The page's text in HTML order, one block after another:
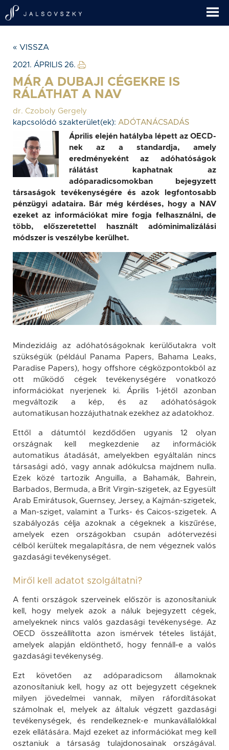
« VISSZA
2021. ÁPRILIS 26.
MÁR A DUBAJI CÉGEKRE IS
RÁLÁTHAT A NAV
dr. Czoboly Gergely
kapcsolódó szakterület(ek): ADÓTANÁCSADÁS
Április elején hatályba lépett az OECD-
nek az a standardja, amely
eredményeként az adóhatóságok
rálátást kaphatnak az
adóparadicsomokban bejegyzett
társaságok tevékenységére és azok legfontosabb
pénzügyi adataira. Bár még kérdéses, hogy a NAV
ezeket az információkat mire fogja felhasználni, de
több, előszeretettel használt adóminimalizálási
módszer is veszélybe kerülhet.
Mindezidáig az adóhatóságoknak kerülőutakra volt
szükségük (például Panama Papers, Bahama Leaks,
Paradise Papers), hogy offshore cégközpontokból az
ott működő cégek tevékenységére vonatkozó
információkat nyerjenek ki. Április 1-jétől azonban
megváltozik a kép, és az adóhatóságok
automatikusan hozzájuthatnak ezekhez az adatokhoz.
Ettől a dátumtól kezdődően ugyanis 12 olyan
országnak kell megkezdenie az információk
automatikus átadását, amelyekben egyáltalán nincs
társasági adó, vagy annak adókulcsa majdnem nulla.
Ezek közé tartozik Anguilla, a Bahamák, Bahrein,
Barbados, Bermuda, a Brit Virgin-szigetek, az Egyesült
Arab Emirátusok, Guernsey, Jersey, a Kajmán-szigetek,
a Man-sziget, valamint a Turks- és Caicos-szigetek. A
szabályozás célja azoknak a cégeknek a kiszűrése,
amelyek ezen országokban csupán adótervezési
célból kerültek megalapításra, de nem végeznek valós
gazdasági tevékenységet.
Miről kell adatot szolgáltatni?
A fenti országok szerveinek először is azonosítaniuk
kell, hogy melyek azok a náluk bejegyzett cégek,
amelyeknek nincs valós gazdasági tevékenysége. Az
OECD összeállította azon ismérvek tételes listáját,
amelyek alapján eldönthető, hogy fennáll-e a valós
gazdasági tevékenység.
Ezt követően az adóparadicsom államoknak
azonosítaniuk kell, hogy az ott bejegyzett cégeknek
milyen jövedelmei vannak, milyen ráfordításokat
számolnak el, melyek az általuk végzett gazdasági
tevékenységek, és rendelkeznek-e munkavállalókkal
ezek ellátására. Majd ezeket az információkat meg kell
osztaniuk a társaság tulajdonosainak országával.